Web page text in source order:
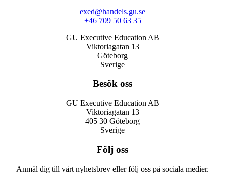
exed@handels.gu.se
+46 709 50 63 35
GU Executive Education AB
Viktoriagatan 13
Göteborg
Sverige
Besök oss
GU Executive Education AB
Viktoriagatan 13
405 30 Göteborg
Sverige
Följ oss
Anmäl dig till vårt nyhetsbrev eller följ oss på sociala medier.